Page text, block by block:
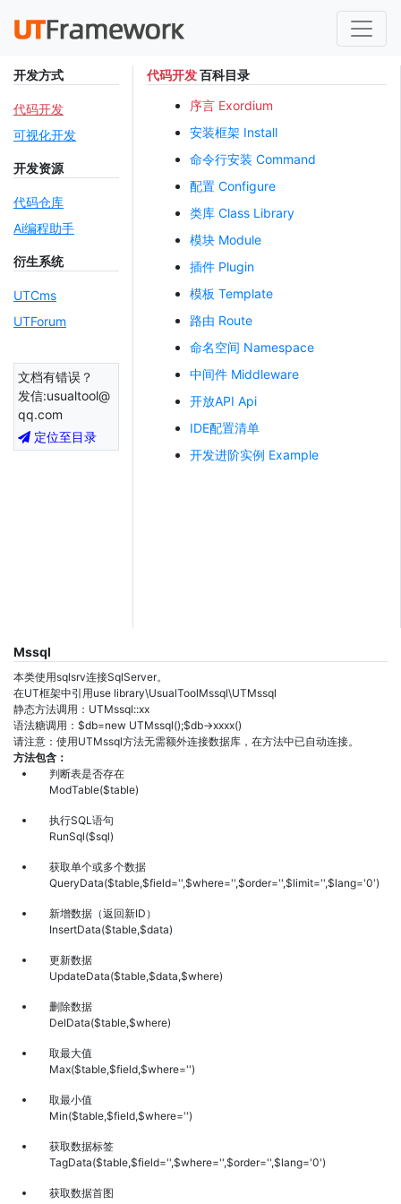
开发方式
代码开发
可视化开发
开发资源
代码仓库
Ai编程助手
衍生系统
UTCms
UTForum
文档有错误？
发信:usualtool@
qq.com
定位至目录
代码开发百科目录
序言 Exordium
安装框架 Install
命令行安装 Command
配置 Configure
类库 Class Library
模块 Module
插件 Plugin
模板 Template
路由 Route
命名空间 Namespace
中间件 Middleware
开放API Api
IDE配置清单
开发进阶实例 Example
Mssql
本类使用sqlsrv连接SqlServer。
在UT框架中引用use library\UsualToolMssql\UTMssql
静态方法调用：UTMssql::xx
语法糖调用：$db=new UTMssql();$db->xxxx()
请注意：使用UTMssql方法无需额外连接数据库，在方法中已自动连接。
方法包含：
判断表是否存在
ModTable($table)
执行SQL语句
RunSql($sql)
获取单个或多个数据
QueryData($table,$field='',$where='',$order='',$limit='',$lang='0')
新增数据（返回新ID）
InsertData($table,$data)
更新数据
UpdateData($table,$data,$where)
删除数据
DelData($table,$where)
取最大值
Max($table,$field,$where='')
取最小值
Min($table,$field,$where='')
获取数据标签
TagData($table,$field='',$where='',$order='',$lang='0')
获取数据首图